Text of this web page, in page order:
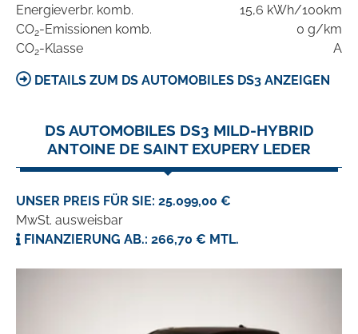
Energieverbr. komb.
15,6 kWh/100km
CO2-Emissionen komb.
0 g/km
CO2-Klasse A
DETAILS ZUM DS AUTOMOBILES DS3 ANZEIGEN
DS AUTOMOBILES DS3 MILD-HYBRID
ANTOINE DE SAINT EXUPERY LEDER
UNSER PREIS FÜR SIE: 25.099,00 €
MwSt. ausweisbar
FINANZIERUNG AB.: 266,70 € MTL.